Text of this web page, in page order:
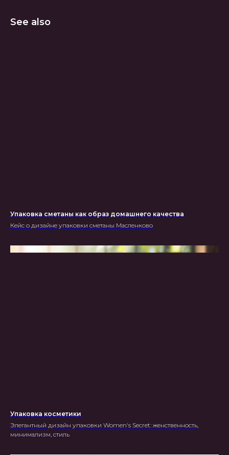
See also
Упаковка сметаны как образ домашнего качества
Кейс о дизайне упаковки сметаны Масленково
Упаковка косметики
Элегантный дизайн упаковки Women's Secret: женственность,
минимализм, стиль